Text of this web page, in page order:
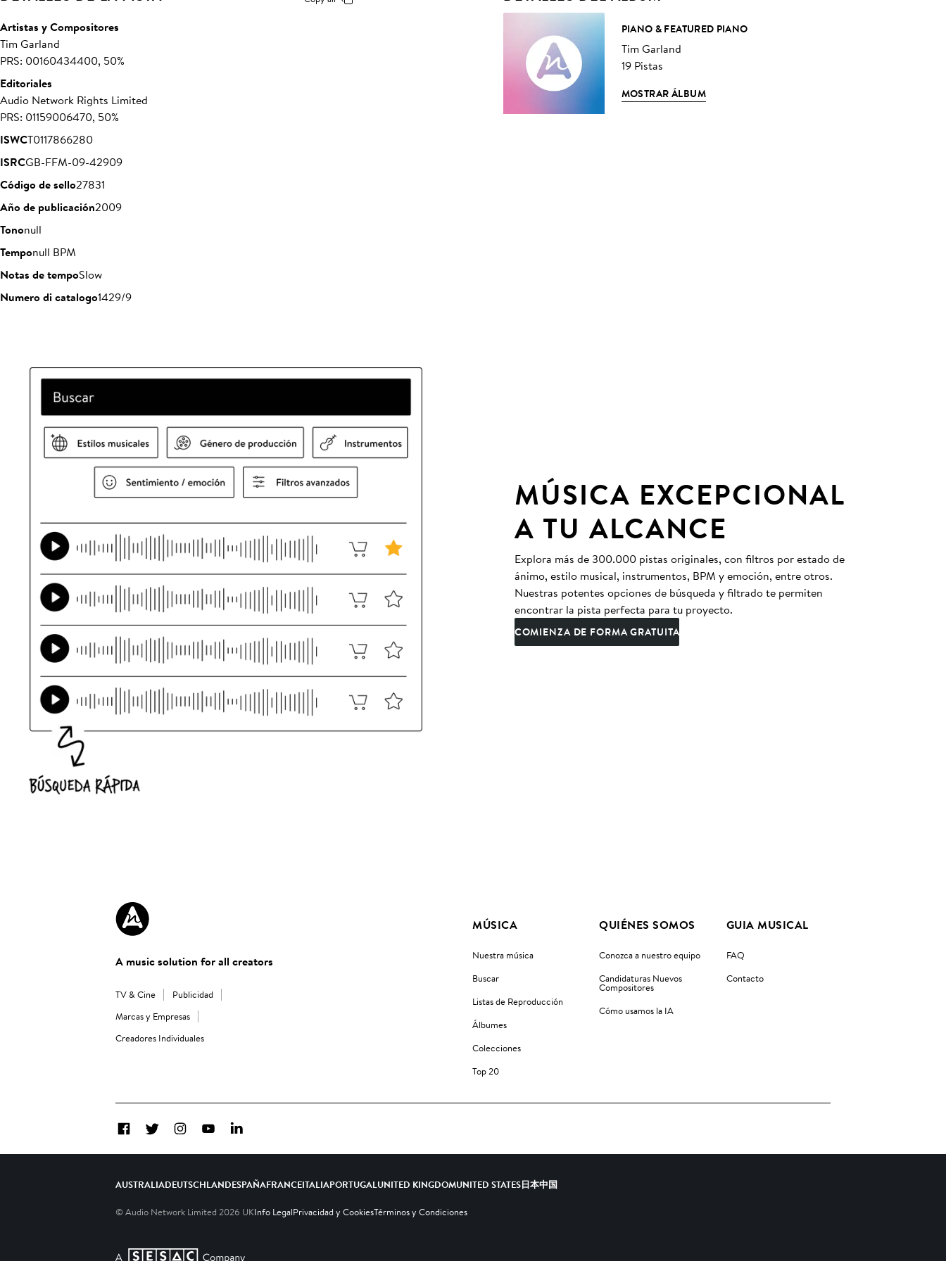
Artistas y Compositores
Tim Garland
PRS: 00160434400, 50%
Editoriales
Audio Network Rights Limited
PRS: 01159006470, 50%
ISWCT0117866280
ISRCGB-FFM-09-42909
Código de sello27831
Año de publicación2009
Tononull
Temponull BPM
Notas de tempoSlow
Numero di catalogo1429/9
PIANO & FEATURED PIANO
Tim Garland
19 Pistas
MOSTRAR ÁLBUM
MÚSICA EXCEPCIONAL
A TU ALCANCE
Explora más de 300.000 pistas originales, con filtros por estado de
ánimo, estilo musical, instrumentos, BPM y emoción, entre otros.
Nuestras potentes opciones de búsqueda y filtrado te permiten
encontrar la pista perfecta para tu proyecto.
COMIENZA DE FORMA GRATUITA
A music solution for all creators
TV & Cine
Publicidad
Marcas y Empresas
Creadores Individuales
MÚSICA
Nuestra música
Buscar
Listas de Reproducción
Álbumes
Colecciones
Top 20
QUIÉNES SOMOS
Conozca a nuestro equipo
Candidaturas Nuevos
Compositores
Cómo usamos la IA
GUIA MUSICAL
FAQ
Contacto
FacebookTwitterInstagramYouTubeLinkedIn
AUSTRALIADEUTSCHLANDESPAÑAFRANCEITALIAPORTUGALUNITED KINGDOMUNITED STATES日本中国
© Audio Network Limited 2026 UKInfo LegalPrivacidad y CookiesTérminos y Condiciones
A SESAC Company